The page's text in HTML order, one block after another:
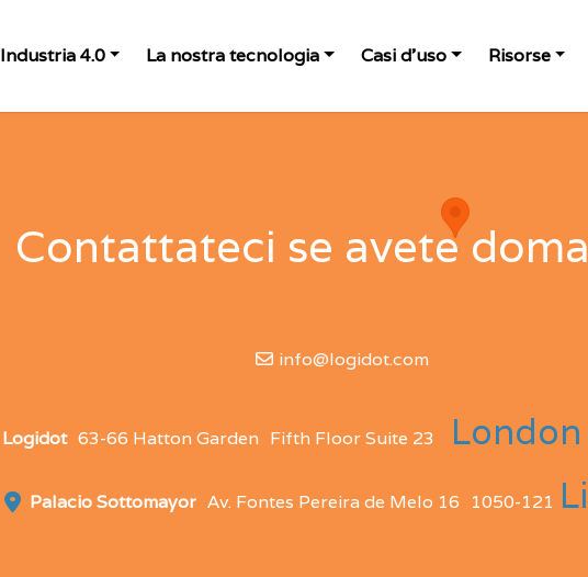
Industria 4.0 La nostra tecnologia Casi d'uso Risorse
Contattateci se avete
info@logidot.com
Logidot 63-66 Hatton Garden Fifth Floor Suite 23 London
Palacio Sottomayor Av. Fontes Pereira de Melo 16 1050-121